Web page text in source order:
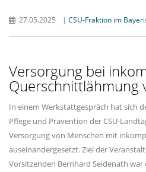
27.05.2025 | CSU-Fraktion im
Versorgung bei
Querschnittlähmung
In einem Werkstattgespräch hat sich
Pflege und Prävention der CSU-
Versorgung von Menschen mit
auseinandergesetzt. Ziel der
Vorsitzenden Bernhard Seidenath